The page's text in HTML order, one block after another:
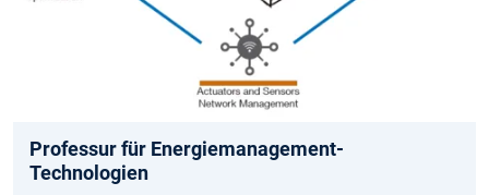
Professur für Energiemanagement-
Technologien